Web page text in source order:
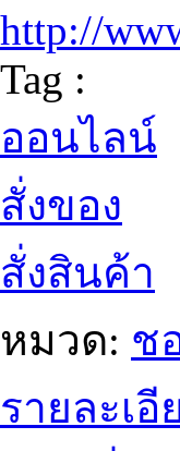
http://
Tag :
ออนไลน์
สั่งของ
สั่งสินค้า
หมวด: ช
รายละเอี